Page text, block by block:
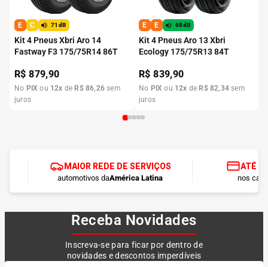
E C 71dB
Kit 4 Pneus Xbri Aro 14
Fastway F3 175/75R14 86T
R$879,90
No PIX ou 12x de R$ 86,26 sem
juros
E E 68dB
Kit 4 Pneus Aro 13 Xbri
Ecology 175/75R13 84T
R$839,90
No PIX ou 12x de R$ 82,34 sem
juros
MAIOR REDE DE SERVIÇOS
automotivos daAmérica Latina
ATÉ
nos
Receba Novidades
Inscreva-se para ficar por dentro de
novidades e descontos imperdíveis